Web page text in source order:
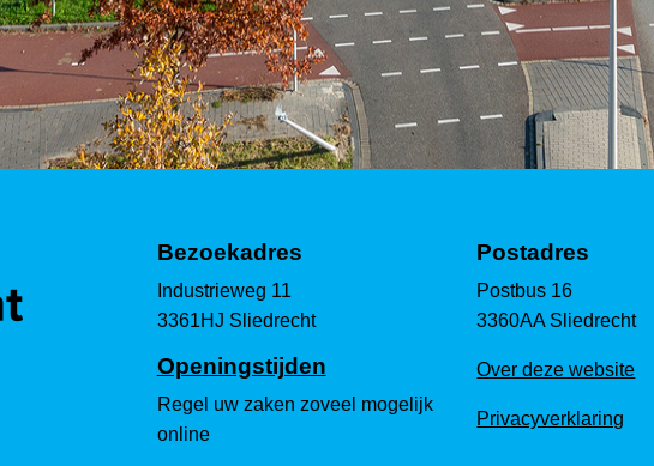
Bezoekadres
Industrieweg 11
3361HJ Sliedrecht
Openingstijden
Regel uw zaken zoveel mogelijk
online
Postadres
Postbus 16
3360AA Sliedrecht
Over deze website
Privacyverklaring